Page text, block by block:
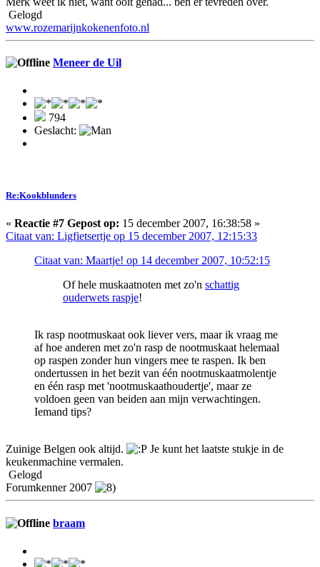
Gelogd
www.rozemarijnkokenenfoto.nl
Meneer de Uil
794
Geslacht:
Re:Kookblunders
« Reactie #7 Gepost op: 15 december 2007, 16:38:58 »
Citaat van: Ligfietsertje op 15 december 2007, 12:15:33
Citaat van: Maartje! op 14 december 2007, 10:52:15
Of hele muskaatnoten met zo'n schattig
ouderwets raspje!
Ik rasp nootmuskaat ook liever vers, maar ik vraag me
af hoe anderen met zo'n rasp de nootmuskaat helemaal
op raspen zonder hun vingers mee te raspen. Ik ben
ondertussen in het bezit van één nootmuskaatmolentje
en één rasp met 'nootmuskaathoudertje', maar ze
voldoen geen van beiden aan mijn verwachtingen.
Iemand tips?
Zuinige Belgen ook altijd.
Je kunt het laatste stukje in de
keukenmachine vermalen.
Gelogd
Forumkenner 2007
braam